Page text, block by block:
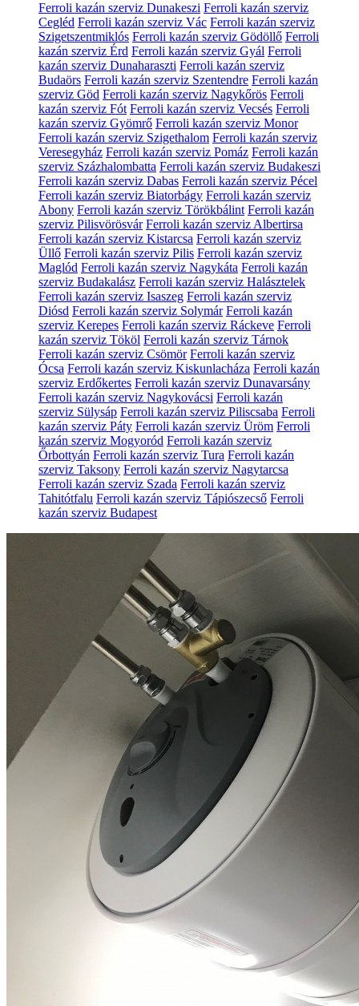
Ferroli kazán szerviz Dunakeszi Ferroli kazán szerviz
Cegléd Ferroli kazán szerviz Vác Ferroli kazán szerviz
Szigetszentmiklós Ferroli kazán szerviz Gödöllő Ferroli
kazán szerviz Érd Ferroli kazán szerviz Gyál Ferroli
kazán szerviz Dunaharaszti Ferroli kazán szerviz
Budaörs Ferroli kazán szerviz Szentendre Ferroli kazán
szerviz Göd Ferroli kazán szerviz Nagykőrös Ferroli
kazán szerviz Fót Ferroli kazán szerviz Vecsés Ferroli
kazán szerviz Gyömrő Ferroli kazán szerviz Monor
Ferroli kazán szerviz Szigethalom Ferroli kazán szerviz
Veresegyház Ferroli kazán szerviz Pomáz Ferroli kazán
szerviz Százhalombatta Ferroli kazán szerviz Budakeszi
Ferroli kazán szerviz Dabas Ferroli kazán szerviz Pécel
Ferroli kazán szerviz Biatorbágy Ferroli kazán szerviz
Abony Ferroli kazán szerviz Törökbálint Ferroli kazán
szerviz Pilisvörösvár Ferroli kazán szerviz Albertirsa
Ferroli kazán szerviz Kistarcsa Ferroli kazán szerviz
Üllő Ferroli kazán szerviz Pilis Ferroli kazán szerviz
Maglód Ferroli kazán szerviz Nagykáta Ferroli kazán
szerviz Budakalász Ferroli kazán szerviz Halásztelek
Ferroli kazán szerviz Isaszeg Ferroli kazán szerviz
Diósd Ferroli kazán szerviz Solymár Ferroli kazán
szerviz Kerepes Ferroli kazán szerviz Ráckeve Ferroli
kazán szerviz Tököl Ferroli kazán szerviz Tárnok
Ferroli kazán szerviz Csömör Ferroli kazán szerviz
Ócsa Ferroli kazán szerviz Kiskunlacháza Ferroli kazán
szerviz Erdőkertes Ferroli kazán szerviz Dunavarsány
Ferroli kazán szerviz Nagykovácsi Ferroli kazán
szerviz Sülysáp Ferroli kazán szerviz Piliscsaba Ferroli
kazán szerviz Páty Ferroli kazán szerviz Üröm Ferroli
kazán szerviz Mogyoród Ferroli kazán szerviz
Őrbottyán Ferroli kazán szerviz Tura Ferroli kazán
szerviz Taksony Ferroli kazán szerviz Nagytarcsa
Ferroli kazán szerviz Szada Ferroli kazán szerviz
Tahitótfalu Ferroli kazán szerviz Tápiószecső Ferroli
kazán szerviz Budapest